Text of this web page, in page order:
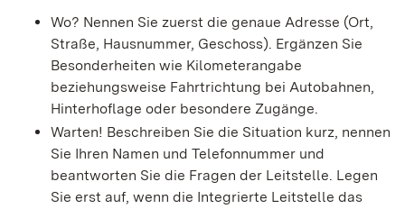
Wo? Nennen Sie zuerst die genaue Adresse (Ort,
Straße, Hausnummer, Geschoss). Ergänzen Sie
Besonderheiten wie Kilometerangabe
beziehungsweise Fahrtrichtung bei Autobahnen,
Hinterhoflage oder besondere Zugänge.
Warten! Beschreiben Sie die Situation kurz, nennen
Sie Ihren Namen und Telefonnummer und
beantworten Sie die Fragen der Leitstelle. Legen
Sie erst auf, wenn die Integrierte Leitstelle das